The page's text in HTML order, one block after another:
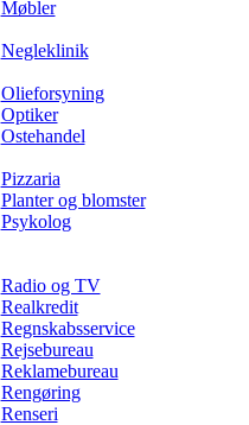
Møbler
Negleklinik
Olieforsyning
Optiker
Ostehandel
Pizzaria
Planter og blomster
Psykolog
Radio og TV
Realkredit
Regnskabsservice
Rejsebureau
Reklamebureau
Rengøring
Renseri